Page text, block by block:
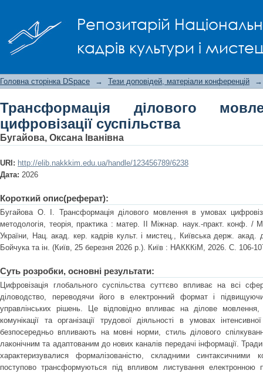
Репозитарій
кадрів культури і
Головна сторінка DSpace → Тези доповідей, матеріали конференцій →
Трансформація ділового
цифровізації суспільства
Бугайова, Оксана Іванівна
URI: http://elib.nakkkim.edu.ua/handle/123456789/6238
Дата: 2026
Короткий опис(реферат):
Бугайова О. І. Трансформація ділового мовлення в умовах
методологія, теорія, практика : матер. ІІ Міжнар. наук.-практ. конф. /
України, Нац. акад. кер. кадрів культ. і мистец., Київська держ.
Бойчука та ін. (Київ, 25 березня 2026 р.). Київ : НАКККіМ, 2026. С. 106-
Суть розробки, основні результати:
Цифровізація глобального суспільства суттєво впливає на всі
діловодство, переводячи його в електронний формат і
управлінських рішень. Це відповідно впливає на ділове
комунікації та організації трудової діяльності в умовах
безпосередньо впливають на мовні норми, стиль ділового
лаконічним та адаптованим до нових каналів передачі інформації.
характеризувалися формалізованістю, складними синтаксичними
поступово трансформуються під впливом листування